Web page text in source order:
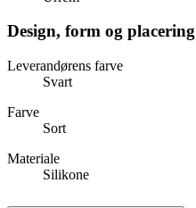
Design, form og placering
Leverandørens farve
Svart
Farve
Sort
Materiale
Silikone